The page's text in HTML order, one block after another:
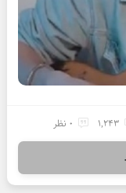
1,243 0 نظر